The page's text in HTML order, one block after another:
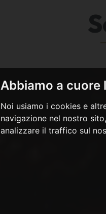
Abbiamo a cuore
Noi usiamo i cookies e
navigazione nel nostro
analizzare il traffico sul